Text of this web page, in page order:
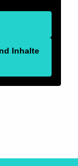
Inhalte